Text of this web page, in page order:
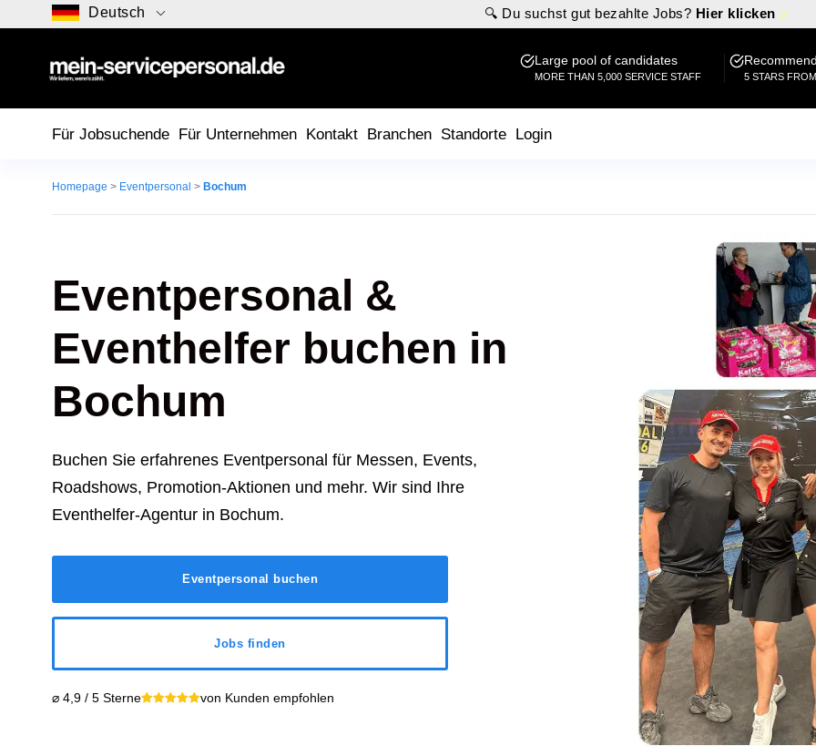
Deutsch 🔍 Du suchst gut bezahlte Jobs? Hier klicken
Large pool of candidates
MORE THAN 5,000 SERVICE STAFF 5 STARS
Für Jobsuchende Für Unternehmen Kontakt Branchen Standorte Login
Homepage > Eventpersonal > Bochum
Eventpersonal &
Eventhelfer buchen in
Bochum
Buchen Sie erfahrenes Eventpersonal für Messen, Events,
Roadshows, Promotion-Aktionen und mehr. Wir sind Ihre
Eventhelfer-Agentur in Bochum.
Eventpersonal buchen
Jobs finden
⌀ 4,9 / 5 Sterne von Kunden empfohlen